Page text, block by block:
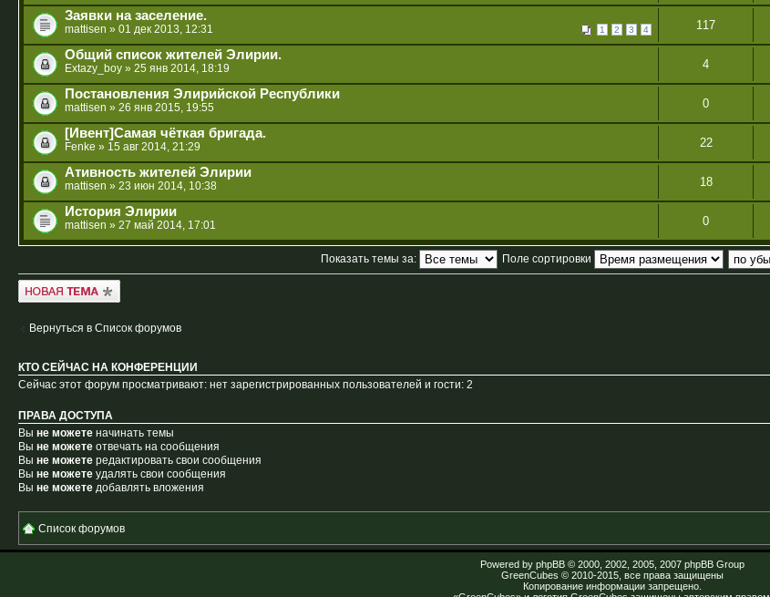
Заявки на заселение.
1 2 3 4
mattisen » 01 дек 2013, 12:31 117
Общий список жителей Элирии.
Extazy_boy » 25 янв 2014, 18:19 4
Постановления Элирийской Республики
mattisen » 26 янв 2015, 19:55 0
[Ивент]Самая чёткая бригада.
Fenke » 15 авг 2014, 21:29 22
Ативность жителей Элирии
mattisen » 23 июн 2014, 10:38 18
История Элирии
mattisen » 27 май 2014, 17:01 0
Показать темы за: Поле сортировки
Новая тема
Вернуться в Список форумов
КТО СЕЙЧАС НА КОНФЕРЕНЦИИ
Сейчас этот форум просматривают: нет зарегистрированных пользователей и гости: 2
ПРАВА ДОСТУПА
Вы не можете начинать темы
Вы не можете отвечать на сообщения
Вы не можете редактировать свои сообщения
Вы не можете удалять свои сообщения
Вы не можете добавлять вложения
Список форумов
Powered by phpBB © 2000, 2002, 2005, 2007 phpBB Group
GreenCubes © 2010-2015, все права защищены
Копирование информации запрещено.